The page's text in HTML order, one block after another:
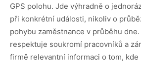
GPS polohu. Jde výhradně o
při konkrétní události, nikoliv o
pohybu zaměstnance v průběhu
respektuje soukromí pracovníků a
firmě relevantní informaci o tom, kde